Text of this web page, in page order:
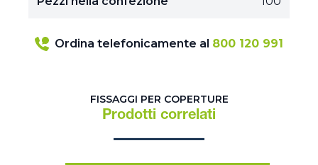
Ordina telefonicamente al 800 120 991
FISSAGGI PER COPERTURE
Prodotti correlati